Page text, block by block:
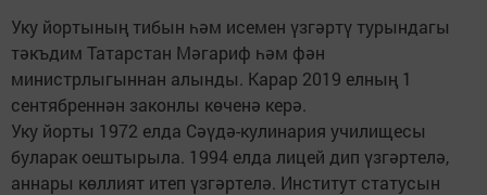
Уку йортының тибын һәм исемен үзгәртү турындагы
тәкъдим Татарстан Мәгариф һәм фән
министрлыгыннан алынды. Карар 2019 елның 1
сентябреннән законлы көченә керә.
Уку йорты 1972 елда Сәүдә-кулинария училищесы
буларак оештырыла. 1994 елда лицей дип үзгәртелә,
аннары көллият итеп үзгәртелә. Институт статусын